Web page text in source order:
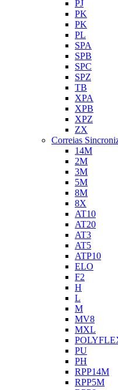
PJ
PK
PK
PL
SPA
SPB
SPC
SPZ
TB
XPA
XPB
XPZ
ZX
Correias
14M
2M
3M
5M
8M
8X
AT10
AT20
AT3
AT5
ATP10
ELO
F2
H
L
M
MV8
MXL
PU
PH
RPP14M
RPP5M